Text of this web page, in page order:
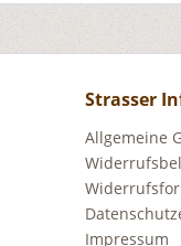
Strasser
Allgemeine
Impressum